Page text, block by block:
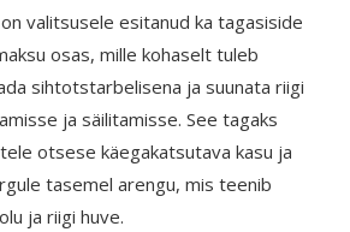
valitsusele esitanud ka tagasiside
osas, mille kohaselt tuleb
sihtotstarbelisena ja suunata riigi
ja säilitamisse. See tagaks
otsese käegakatsutava kasu ja
tasemel arengu, mis teenib
ja riigi huve.